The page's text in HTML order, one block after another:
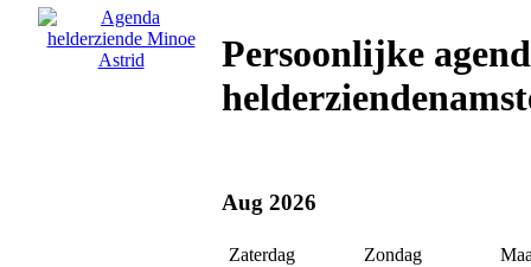
Persoonlijke
Aug 2026
Zaterdag Zondag